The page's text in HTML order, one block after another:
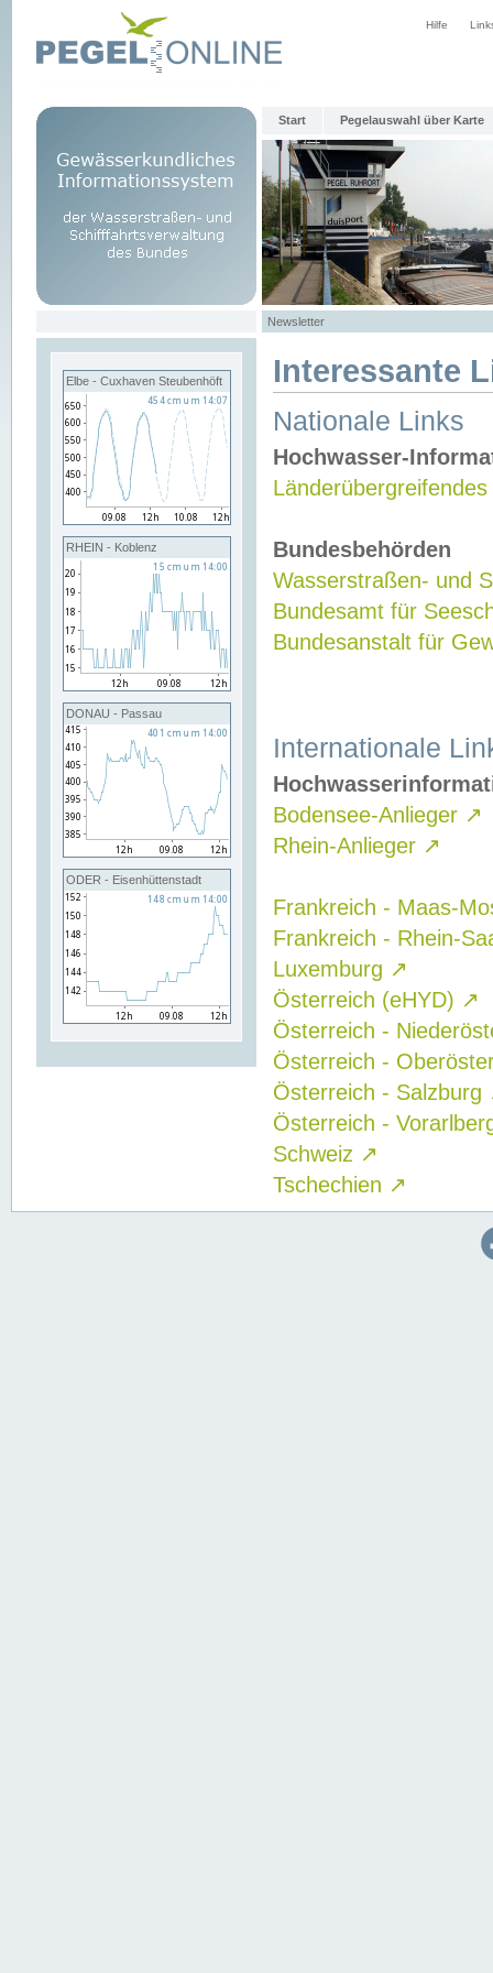
Hilfe
Start Pegelauswahl über Karte
Newsletter
Elbe - Cuxhaven Steubenhöft
RHEIN - Koblenz
DONAU - Passau
ODER - Eisenhüttenstadt
Interessante
Nationale Links
Hochwasser-
Bundesbehörden
Wasserstraßen- und
Bundesamt für
Bundesanstalt für
Internationale
Bodensee-Anlieger ↗
Rhein-Anlieger ↗
Frankreich - Maas-
Frankreich - Rhein-
Luxemburg ↗
Österreich (eHYD) ↗
Österreich -
Österreich -
Österreich - Salzburg
Österreich -
Schweiz ↗
Tschechien ↗